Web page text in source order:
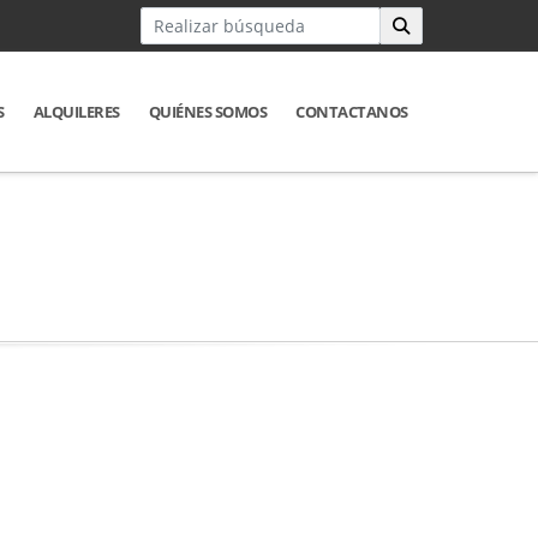
ALQUILERES QUIÉNES SOMOS CONTACTANOS